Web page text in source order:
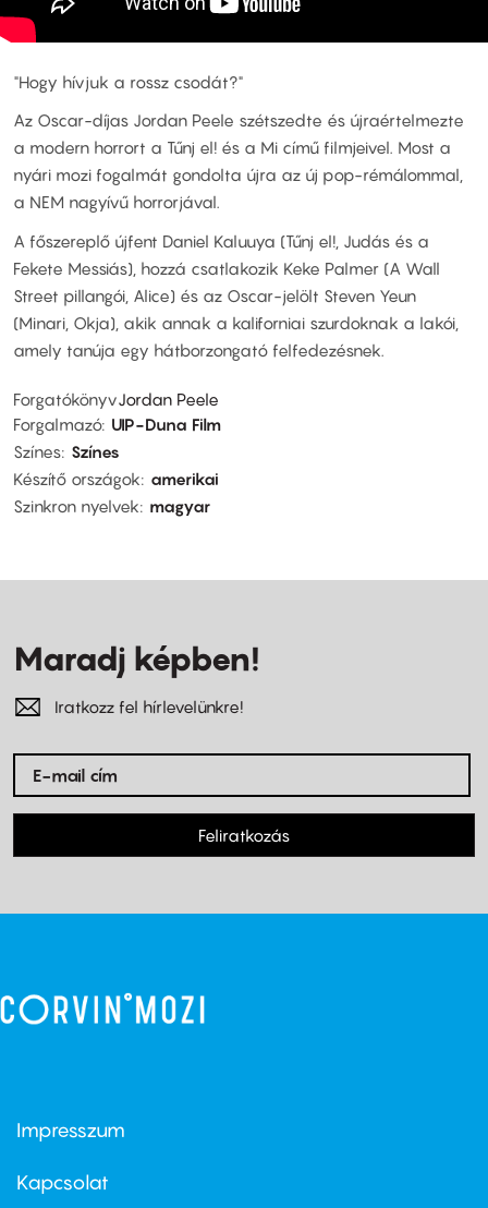
"Hogy hívjuk a rossz csodát?"
Az Oscar-díjas Jordan Peele szétszedte és újraértelmezte
a modern horrort a Tűnj el! és a Mi című filmjeivel. Most a
nyári mozi fogalmát gondolta újra az új pop-rémálommal,
a NEM nagyívű horrorjával.
A főszereplő újfent Daniel Kaluuya (Tűnj el!, Judás és a
Fekete Messiás), hozzá csatlakozik Keke Palmer (A Wall
Street pillangói, Alice) és az Oscar-jelölt Steven Yeun
(Minari, Okja), akik annak a kaliforniai szurdoknak a lakói,
amely tanúja egy hátborzongató felfedezésnek.
ForgatókönyvJordan Peele
Forgalmazó UIP-Duna Film
Színes Színes
Készítő országok
amerikai
Szinkron nyelvek
magyar
Maradj képben!
Iratkozz fel hírlevelünkre!
Feliratkozás
Footer
first
Impresszum
Kapcsolat